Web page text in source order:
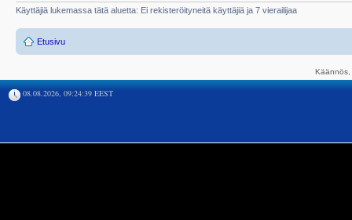
Käyttäjiä lukemassa tätä aluetta: Ei rekisteröityneitä käyttäjiä ja 7 vierailijaa
Etusivu
08.08.2026, 09:24:39 EEST